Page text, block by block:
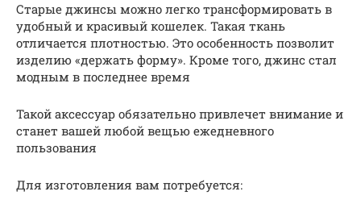
Старые джинсы можно легко трансформировать в
удобный и красивый кошелек. Такая ткань
отличается плотностью. Это особенность позволит
изделию «держать форму». Кроме того, джинс стал
модным в последнее время
Такой аксессуар обязательно привлечет внимание и
станет вашей любой вещью ежедневного
пользования
Для изготовления вам потребуется: